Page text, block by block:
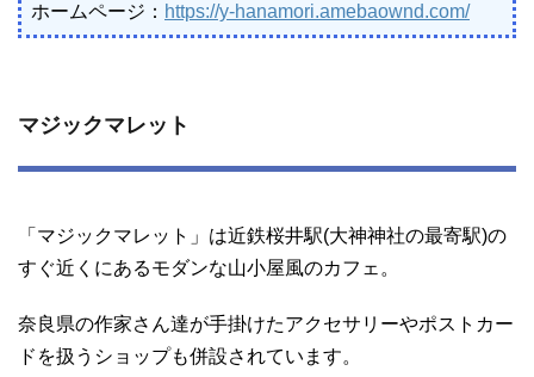
ホームページ： https://y-hanamori.amebaownd.com/
マジックマレット
「マジックマレット」は近鉄桜井駅(大神神社の最寄駅)の
すぐ近くにあるモダンな山小屋風のカフェ。
奈良県の作家さん達が手掛けたアクセサリーやポストカー
ドを扱うショップも併設されています。